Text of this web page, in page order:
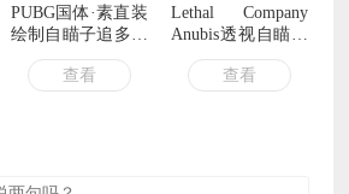
PUBG国体·素直装
绘制自瞄子追多功
能 v10.20
查看
Lethal Company
Anubis透视自瞄传
送多功能辅助
查看